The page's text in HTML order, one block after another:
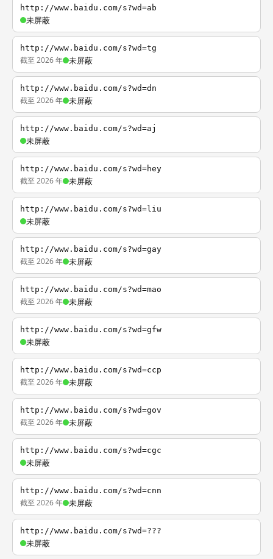
http://www.baidu.com/s?wd=ab
未屏蔽
http://www.baidu.com/s?wd=tg
截至 2026 年 未屏蔽
http://www.baidu.com/s?wd=dn
截至 2026 年 未屏蔽
http://www.baidu.com/s?wd=aj
未屏蔽
http://www.baidu.com/s?wd=hey
截至 2026 年 未屏蔽
http://www.baidu.com/s?wd=liu
未屏蔽
http://www.baidu.com/s?wd=gay
截至 2026 年 未屏蔽
http://www.baidu.com/s?wd=mao
截至 2026 年 未屏蔽
http://www.baidu.com/s?wd=gfw
未屏蔽
http://www.baidu.com/s?wd=ccp
截至 2026 年 未屏蔽
http://www.baidu.com/s?wd=gov
截至 2026 年 未屏蔽
http://www.baidu.com/s?wd=cgc
未屏蔽
http://www.baidu.com/s?wd=cnn
截至 2026 年 未屏蔽
http://www.baidu.com/s?wd=???
未屏蔽